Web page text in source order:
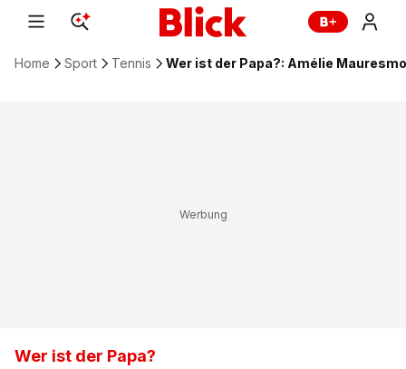
Home Sport Tennis Wer ist der Papa?: Amélie
Wer ist der Papa?